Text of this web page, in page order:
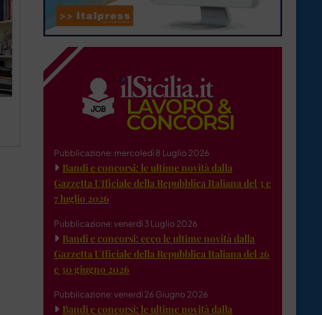
Pubblicazione: mercoledì 8 Luglio 2026
Bandi e concorsi: le ultime novità dalla
Gazzetta Ufficiale della Repubblica Italiana del 3 e
7 luglio 2026
Pubblicazione: venerdì 3 Luglio 2026
Bandi e concorsi: ecco le ultime novità dalla
Gazzetta Ufficiale della Repubblica Italiana del 26
e 30 giugno 2026
Pubblicazione: venerdì 26 Giugno 2026
Bandi e concorsi: le ultime novità dalla